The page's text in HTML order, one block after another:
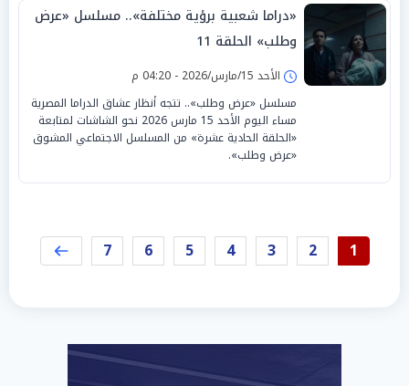
«دراما شعبية برؤية مختلفة».. مسلسل «عرض
وطلب» الحلقة 11
الأحد 15/مارس/2026 - 04:20 م
مسلسل «عرض وطلب».. تتجه أنظار عشاق الدراما المصرية
مساء اليوم الأحد 15 مارس 2026 نحو الشاشات لمتابعة
«الحلقة الحادية عشرة» من المسلسل الاجتماعي المشوق
«عرض وطلب».
1
2
3
4
5
6
7